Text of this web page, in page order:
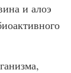
и алоэ